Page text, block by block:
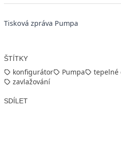
Tisková zpráva Pumpa
ŠTÍTKY
konfigurátor Pumpa tepelné
zavlažování
SDÍLET